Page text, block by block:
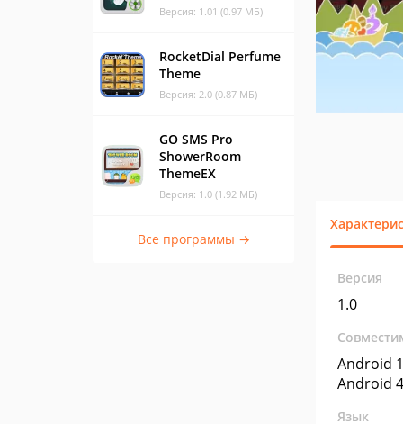
Версия: 1.01 (0.97 МБ)
RocketDial Perfume
Theme
Версия: 2.0 (0.87 МБ)
GO SMS Pro
ShowerRoom
ThemeEX
Версия: 1.0 (1.92 МБ)
Все программы →
Версия
1.0
Android
Android
Язык